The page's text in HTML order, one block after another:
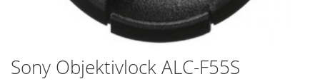
Sony Objektivlock ALC-F55S
Skip
to